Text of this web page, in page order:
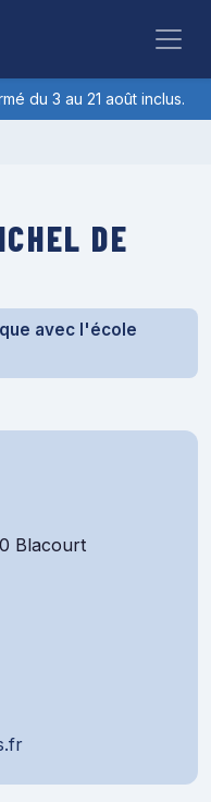
du 3 au 21 août inclus.
DE
avec l'école
Blacourt